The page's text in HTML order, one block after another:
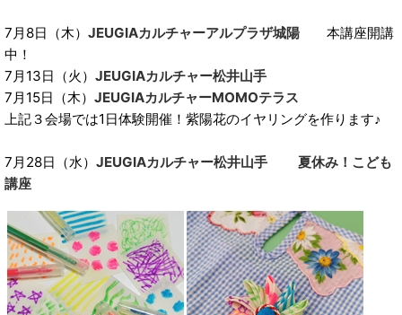
7月8日（木） JEUGIAカルチャーアルプラザ城陽 本講座開講
中！
7月13日（火） JEUGIAカルチャー松井山手
7月15日（木） JEUGIAカルチャーMOMOテラス
上記３会場では1日体験開催！紫陽花のイヤリングを作ります♪
7月28日（水） JEUGIAカルチャー松井山手 夏休み！こども
講座